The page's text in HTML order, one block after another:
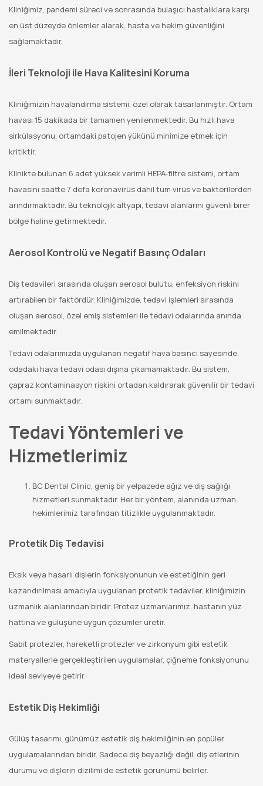
Kliniğimiz, pandemi süreci ve sonrasında bulaşıcı hastalıklara karşı
en üst düzeyde önlemler alarak, hasta ve hekim güvenliğini
sağlamaktadır.
İleri Teknoloji ile Hava Kalitesini Koruma
Kliniğimizin havalandırma sistemi, özel olarak tasarlanmıştır. Ortam
havası 15 dakikada bir tamamen yenilenmektedir. Bu hızlı hava
sirkülasyonu, ortamdaki patojen yükünü minimize etmek için
kritiktir.
Klinikte bulunan 6 adet yüksek verimli HEPA-filtre sistemi, ortam
havasını saatte 7 defa koronavirüs dahil tüm virüs ve bakterilerden
arındırmaktadır. Bu teknolojik altyapı, tedavi alanlarını güvenli birer
bölge haline getirmektedir.
Aerosol Kontrolü ve Negatif Basınç Odaları
Diş tedavileri sırasında oluşan aerosol bulutu, enfeksiyon riskini
artırabilen bir faktördür. Kliniğimizde, tedavi işlemleri sırasında
oluşan aerosol, özel emiş sistemleri ile tedavi odalarında anında
emilmektedir.
Tedavi odalarımızda uygulanan negatif hava basıncı sayesinde,
odadaki hava tedavi odası dışına çıkamamaktadır. Bu sistem,
çapraz kontaminasyon riskini ortadan kaldırarak güvenilir bir tedavi
ortamı sunmaktadır.
Tedavi Yöntemleri ve
Hizmetlerimiz
BC Dental Clinic, geniş bir yelpazede ağız ve diş sağlığı
hizmetleri sunmaktadır. Her bir yöntem, alanında uzman
hekimlerimiz tarafından titizlikle uygulanmaktadır.
Protetik Diş Tedavisi
Eksik veya hasarlı dişlerin fonksiyonunun ve estetiğinin geri
kazandırılması amacıyla uygulanan protetik tedaviler, kliniğimizin
uzmanlık alanlarından biridir. Protez uzmanlarımız, hastanın yüz
hattına ve gülüşüne uygun çözümler üretir.
Sabit protezler, hareketli protezler ve zirkonyum gibi estetik
materyallerle gerçekleştirilen uygulamalar, çiğneme fonksiyonunu
ideal seviyeye getirir.
Estetik Diş Hekimliği
Gülüş tasarımı, günümüz estetik diş hekimliğinin en popüler
uygulamalarından biridir. Sadece diş beyazlığı değil, diş etlerinin
durumu ve dişlerin dizilimi de estetik görünümü belirler.